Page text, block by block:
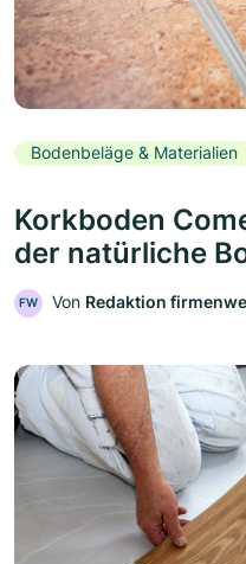
Bodenbeläge & Materialien
Korkboden
der natürliche
FW Von Redaktion